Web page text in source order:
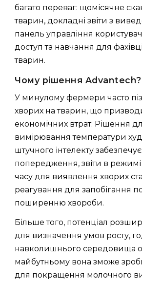
багато переваг: щомісячне
тварин, докладні звіти з
панель управління
доступ та навчання для
тварин.
Чому рішення Advantech?
У минулому фермери часто
хворих на тварин, що
економічних втрат. Рішення
вимірювання температури
штучного інтелекту
попередження, звіти в
часу для виявлення хворих
реагування для запобігання
поширенню хвороби.
Більше того, потенціал
для визначення умов росту,
навколишнього середовища
майбутньому вона зможе
для покращення молочного